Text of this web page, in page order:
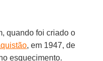
quando foi criado o
, em 1947, de
esquecimento.